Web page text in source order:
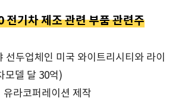
전기차 제조 관련 부품 관련주
선두업체인 미국 와이트리시티와 라이
모델 달 30억)
유라코퍼레이션 제작